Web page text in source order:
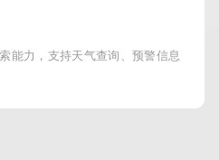
能力，支持天气查询、预警信息